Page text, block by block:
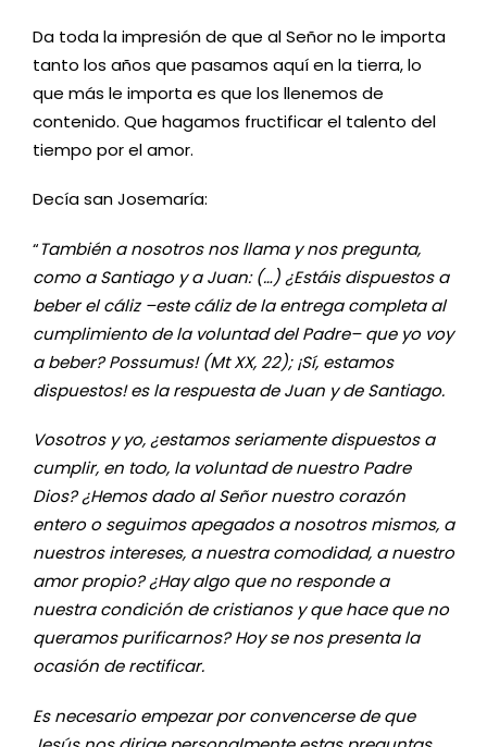
Da toda la impresión de que al Señor no le importa
tanto los años que pasamos aquí en la tierra, lo
que más le importa es que los llenemos de
contenido. Que hagamos fructificar el talento del
tiempo por el amor.
Decía san Josemaría:
“También a nosotros nos llama y nos pregunta,
como a Santiago y a Juan: (…) ¿Estáis dispuestos a
beber el cáliz –este cáliz de la entrega completa al
cumplimiento de la voluntad del Padre– que yo voy
a beber? Possumus! (Mt XX, 22); ¡Sí, estamos
dispuestos! es la respuesta de Juan y de Santiago.
Vosotros y yo, ¿estamos seriamente dispuestos a
cumplir, en todo, la voluntad de nuestro Padre
Dios? ¿Hemos dado al Señor nuestro corazón
entero o seguimos apegados a nosotros mismos, a
nuestros intereses, a nuestra comodidad, a nuestro
amor propio? ¿Hay algo que no responde a
nuestra condición de cristianos y que hace que no
queramos purificarnos? Hoy se nos presenta la
ocasión de rectificar.
Es necesario empezar por convencerse de que